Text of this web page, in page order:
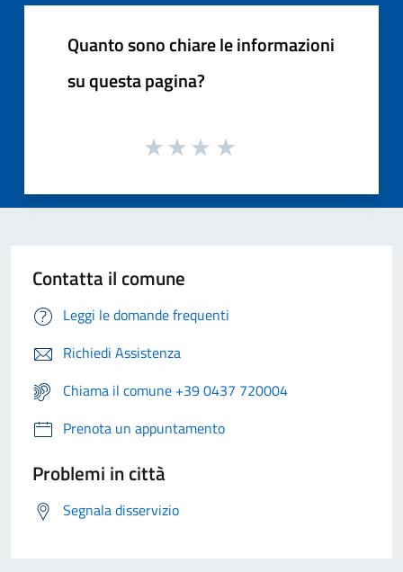
Quanto sono chiare le informazioni
su questa pagina?
Contatta il comune
Leggi le domande frequenti
Richiedi Assistenza
Chiama il comune +39 0437 720004
Prenota un appuntamento
Problemi in città
Segnala disservizio